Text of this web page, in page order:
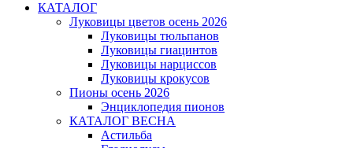
КАТАЛОГ
Луковицы цветов осень 2026
Луковицы тюльпанов
Луковицы гиацинтов
Луковицы нарциссов
Луковицы крокусов
Пионы осень 2026
Энциклопедия пионов
КАТАЛОГ ВЕСНА
Астильба